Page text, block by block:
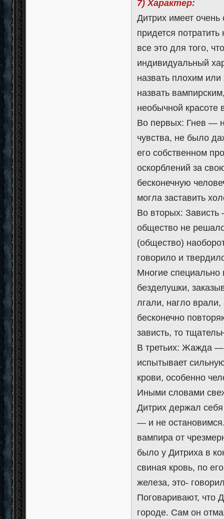
7) Характер:
Дитрих имеет
придется
все это для того,
индивидуальный
назвать плохим
назвать
необычной красоте
Во первых: Гнев —
чувства, не было
его собственном
оскорблений за
бесконечную
могла заставить
Во вторых: Зависть
общество не
(общество)
говорило и
Многие специально
безделушки,
лгали, нагло врали,
бесконечно
зависть, то
В третьих: Жажда —
испытывает
крови, особенно
Иными словами
Дитрих держал
— и не
вампира от
было у Дитриха в
свиная кровь, по
железа, это-
Поговаривают, что
городе. Сам он